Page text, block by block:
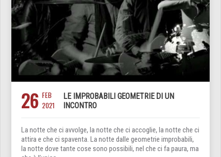
26 FEB
2021
LE IMPROBABILI GEOMETRIE DI UN
INCONTRO
La notte che ci avvolge, la notte che ci accoglie, la notte che ci
attira e che ci spaventa. La notte dalle geometrie improbabili,
la notte dove tante cose sono possibili, nel che ci fa paura, ma